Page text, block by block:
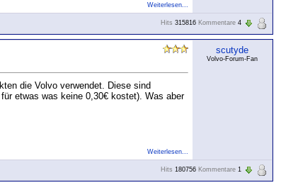
Weiterlesen...
Hits 315816 Kommentare 4
die Volvo verwendet. Diese sind
etwas was keine 0,30€ kostet). Was aber
Weiterlesen...
scutyde
Volvo-Forum-Fan
Hits 180756 Kommentare 1